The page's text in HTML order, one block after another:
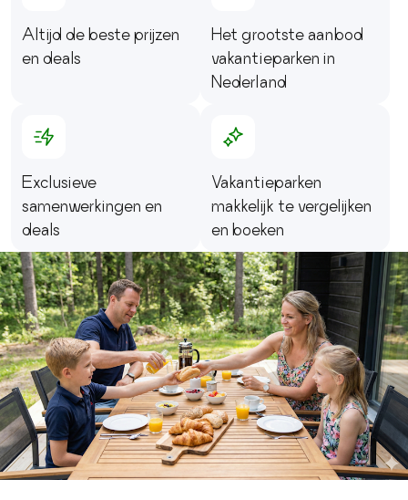
Altijd de beste prijzen
en deals
Het grootste aanbod
vakantieparken in
Nederland
Exclusieve
samenwerkingen en
deals
Vakantieparken
makkelijk te vergelijken
en boeken